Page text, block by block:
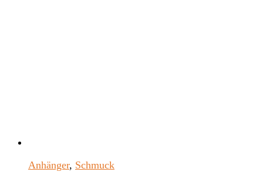
Anhänger, Schmuck